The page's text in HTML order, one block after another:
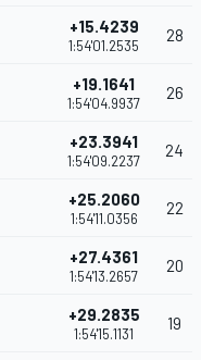
+15.4239
1:54'01.2535
28
+19.1641
1:54'04.9937
26
+23.3941
1:54'09.2237
24
+25.2060
1:54'11.0356
22
+27.4361
1:54'13.2657
20
+29.2835
1:54'15.1131
19